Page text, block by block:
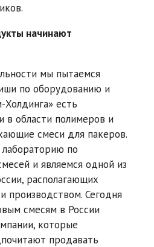
начинают
мы пытаемся
по оборудованию и
есть
в области полимеров и
смеси для пакеров.
по
и являемся одной из
располагающих
производством. Сегодня
смесям в России
которые
продавать